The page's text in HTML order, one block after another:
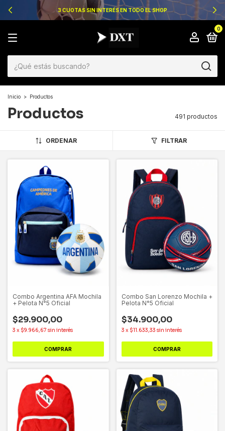
3 CUOTAS SIN INTERÉS EN TODO EL SHOP
0
Inicio > Productos
Productos 491 productos
ORDENAR FILTRAR
Combo Argentina AFA Mochila
+ Pelota N°5 Oficial
$29.900,00
3 x $9.966,67 sin interés
COMPRAR
Combo San Lorenzo Mochila +
Pelota N°5 Oficial
$34.900,00
3 x $11.633,33 sin interés
COMPRAR